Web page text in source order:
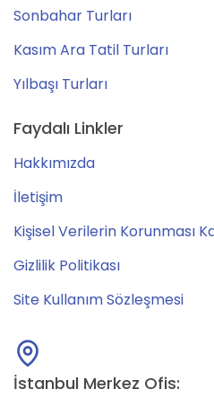
Sonbahar Turları
Kasım Ara Tatil Turları
Yılbaşı Turları
Faydalı Linkler
Hakkımızda
İletişim
Kişisel Verilerin Korunması
Gizlilik Politikası
Site Kullanım Sözleşmesi
İstanbul Merkez Ofis: